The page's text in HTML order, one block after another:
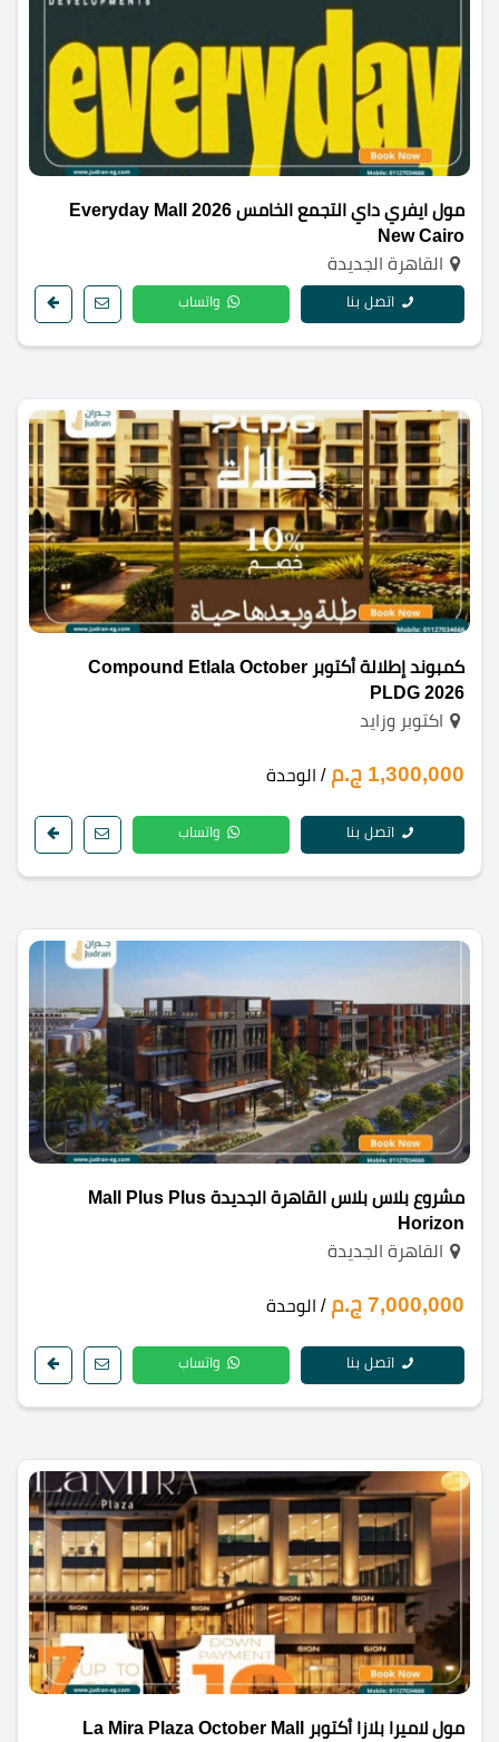
مول ايفري داي التجمع الخامس 2026 Everyday Mall
New Cairo
القاهرة الجديدة
اتصل بنا واتساب
كمبوند إطلالة أكتوبر Compound Etlala October
PLDG 2026
اكتوبر وزايد
1,300,000 ج.م / الوحدة
اتصل بنا واتساب
مشروع بلاس بلاس القاهرة الجديدة Mall Plus Plus
Horizon
القاهرة الجديدة
7,000,000 ج.م / الوحدة
اتصل بنا واتساب
مول لاميرا بلازا أكتوبر La Mira Plaza October Mall